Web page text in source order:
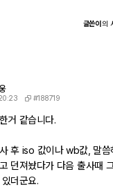
글쓴이의
#188719
거 같습니다.
후 iso 값이나 wb값, 말씀
던져놨다가 다음 출사때
더군요.